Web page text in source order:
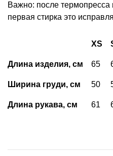
Важно: после термопресса
первая стирка это
XS
Длина изделия, см 65
Ширина груди, см 50
Длина рукава, см 61